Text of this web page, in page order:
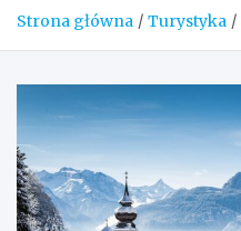
Strona główna Turystyka